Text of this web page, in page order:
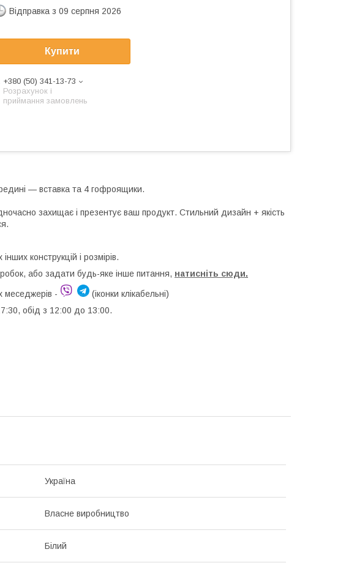
Відправка з 09 серпня 2026
Купити
+380 (50) 341-13-73
Розрахунок і
приймання замовлень
— вставка та 4 гофроящики.
захищає і презентує ваш продукт. Стильний дизайн + якість
конструкцій і розмірів.
або задати будь-яке інше питання, натисніть сюди.
меседжерів -
(іконки клікабельні)
обід з 12:00 до 13:00.
Україна
Власне виробництво
Білий